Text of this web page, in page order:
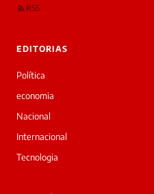
Oi!
Bom
dia!
a
Laura,
RSS
EDITORIAS
Política
economia
Nacional
Internacional
Tecnologia